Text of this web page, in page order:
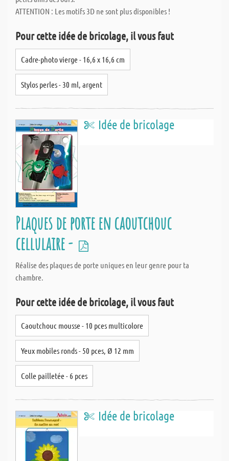
ATTENTION : Les motifs 3D ne sont plus disponibles !
Pour cette idée de bricolage, il vous faut
Cadre-photo vierge - 16,6 x 16,6 cm
Stylos perles - 30 ml, argent
Idée de bricolage
Plaques de porte en caoutchouc
cellulaire -
Réalise des plaques de porte uniques en leur genre pour ta
chambre.
Pour cette idée de bricolage, il vous faut
Caoutchouc mousse - 10 pces multicolore
Yeux mobiles ronds - 50 pces, Ø 12 mm
Colle pailletée - 6 pces
Idée de bricolage